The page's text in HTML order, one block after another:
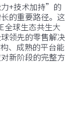
+技术加持”的
的重要路径。这
全球生态共生大
领先的零售解决
、成熟的平台能
新阶段的完整方